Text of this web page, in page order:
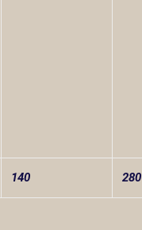
140 280